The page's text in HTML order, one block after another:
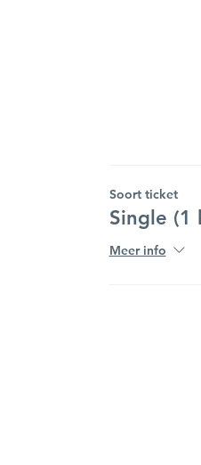
Soort ticket
Single (1
Meer info